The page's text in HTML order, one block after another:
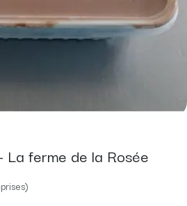
ferme de la Rosée